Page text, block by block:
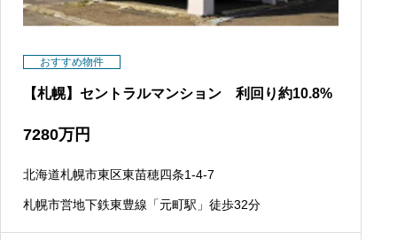
おすすめ物件
【札幌】セントラルマンション 利回り約10.8%
7280万円
北海道札幌市東区東苗穂四条1-4-7
札幌市営地下鉄東豊線「元町駅」徒歩32分